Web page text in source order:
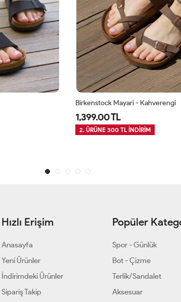
Birkenstock Mayari - Kahverengi
1,399.00 TL
2. ÜRÜNE 300 TL İNDİRİM
Hızlı Erişim
Anasayfa
Yeni Ürünler
İndirimdeki Ürünler
Sipariş Takip
Popüler
Spor - Günlük
Bot - Çizme
Terlik/Sandalet
Aksesuar